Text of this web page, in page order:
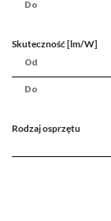
Skuteczność [lm/W]
Rodzaj osprzętu